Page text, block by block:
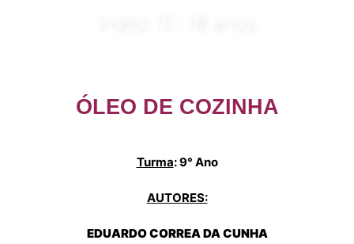
ÓLEO DE COZINHA
Turma: 9° Ano
AUTORES:
EDUARDO CORREA DA CUNHA